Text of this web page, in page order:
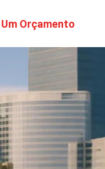
Orçamento